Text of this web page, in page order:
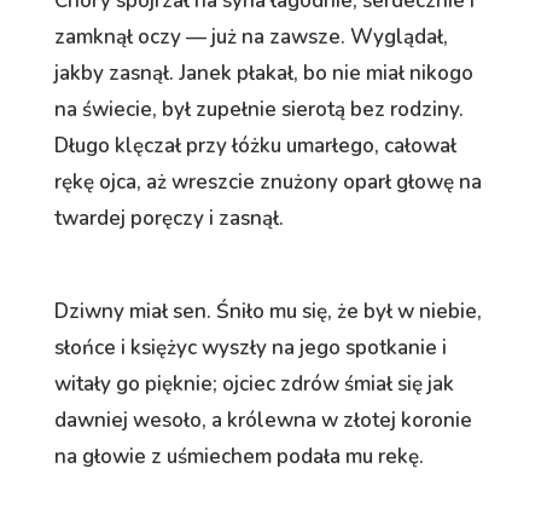
zamknął oczy — już na zawsze. Wyglądał,
jakby zasnął. Janek płakał, bo nie miał nikogo
na świecie, był zupełnie sierotą bez rodziny.
Długo klęczał przy łóżku umarłego, całował
rękę ojca, aż wreszcie znużony oparł głowę na
twardej poręczy i zasnął.
Dziwny miał sen. Śniło mu się, że był w niebie,
słońce i księżyc wyszły na jego spotkanie i
witały go pięknie; ojciec zdrów śmiał się jak
dawniej wesoło, a królewna w złotej koronie
na głowie z uśmiechem podała mu rekę.